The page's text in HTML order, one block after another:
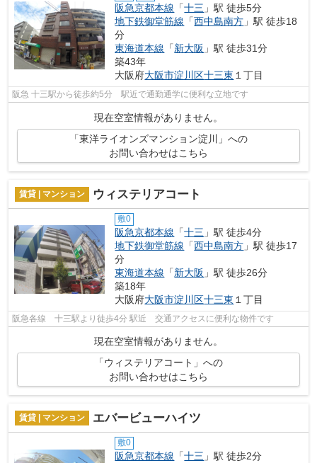
阪急京都本線 「十三 」駅 徒歩5分
地下鉄御堂筋線 「西中島南方 」駅 徒歩18
分
東海道本線 「新大阪 」駅 徒歩31分
築43年
大阪府大阪市淀川区十三東 １丁目
阪急 十三駅から徒歩約5分 駅近で通勤通学に便利な立地です
現在空室情報がありません。
「東洋ライオンズマンション淀川」への
お問い合わせはこちら
賃貸 | マンション ウィステリアコート
敷0
阪急京都本線 「十三 」駅 徒歩4分
地下鉄御堂筋線 「西中島南方 」駅 徒歩17
分
東海道本線 「新大阪 」駅 徒歩26分
築18年
大阪府大阪市淀川区十三東 １丁目
阪急各線 十三駅より徒歩4分 駅近 交通アクセスに便利な物件です
現在空室情報がありません。
「ウィステリアコート」への
お問い合わせはこちら
賃貸 | マンション エバービューハイツ
敷0
阪急京都本線 「十三 」駅 徒歩2分